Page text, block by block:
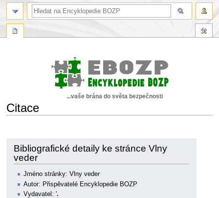
...vaše brána do světa bezpečnosti
Citace
navigaci
vyhledávání
Bibliografické detaily ke stránce Vlny
veder
Jméno stránky: Vlny veder
Autor: Přispěvatelé Encyklopedie BOZP
Vydavatel: '.